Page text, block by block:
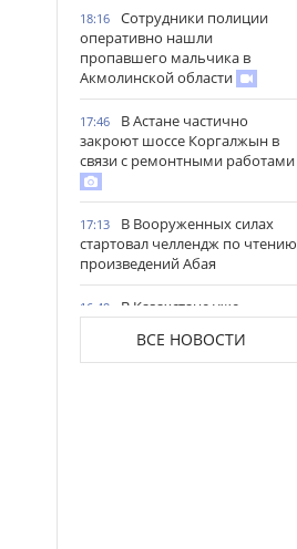
18:16
Сотрудники полиции
оперативно нашли
пропавшего мальчика в
Акмолинской области
17:46
В Астане частично
закроют шоссе Коргалжын в
связи с ремонтными работами
17:13
В Вооруженных силах
стартовал челлендж по чтению
произведений Абая
16:49
В Казахстане уже
ВСЕ НОВОСТИ